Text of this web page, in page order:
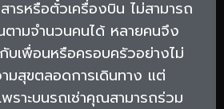
รหรือตั๋วเครื่องบิน ไม่สามารถ
ามจำนวนคนได้ หลายคนจึง
บเพื่อนหรือครอบครัวอย่างไม่
ามสุขตลอดการเดินทาง แต่
ราะบนรถเช่าคุณสามารถร่วม